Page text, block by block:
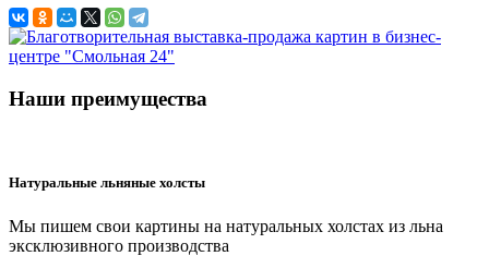
Наши преимущества
Натуральные льняные холсты
Мы пишем свои картины на натуральных холстах из льна
эксклюзивного производства